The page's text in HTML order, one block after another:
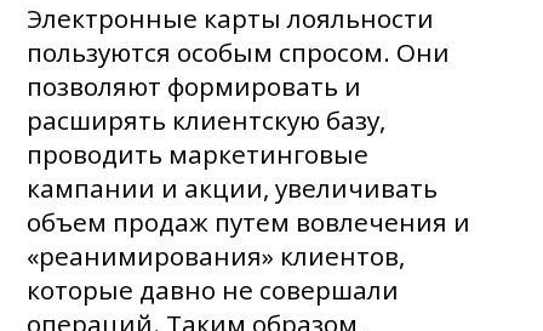
Электронные карты лояльности
пользуются особым спросом. Они
позволяют формировать и
расширять клиентскую базу,
проводить маркетинговые
кампании и акции, увеличивать
объем продаж путем вовлечения и
«реанимирования» клиентов,
которые давно не совершали
операций. Таким образом,